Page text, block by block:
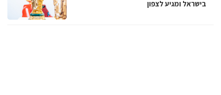
בישראל ומגיע לצפון